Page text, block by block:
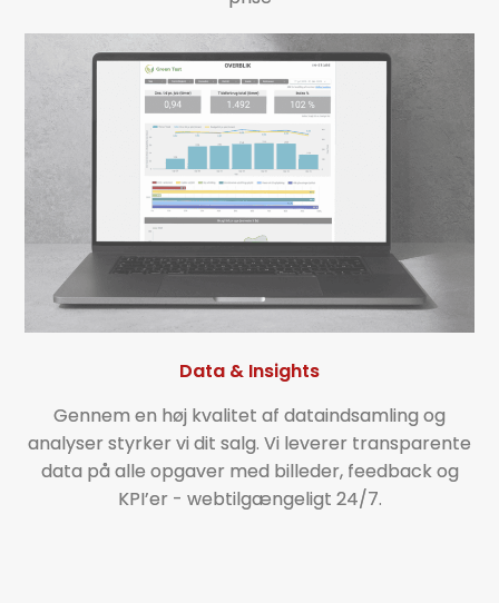
Data & Insights
Gennem en høj kvalitet af dataindsamling og
analyser styrker vi dit salg. Vi leverer transparente
data på alle opgaver med billeder, feedback og
KPI’er - webtilgængeligt 24/7.